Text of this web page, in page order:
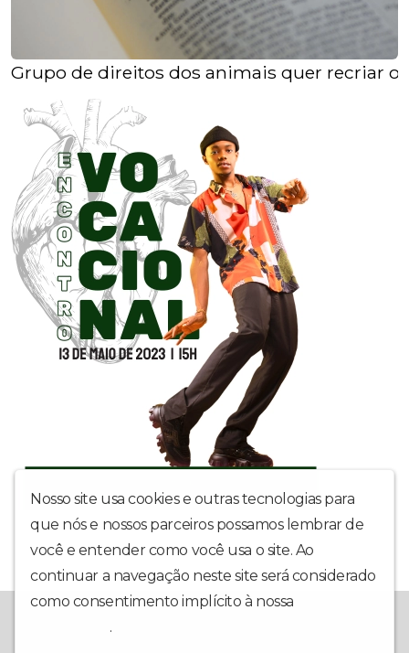
Grupo de direitos dos animais quer recriar o
Nosso site usa cookies e outras tecnologias para
que nós e nossos parceiros possamos lembrar de
você e entender como você usa o site. Ao
continuar a navegação neste site será considerado
como consentimento implícito à nossa
.